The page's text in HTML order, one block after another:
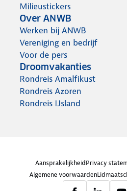
Milieustickers
Over ANWB
Werken bij ANWB
Vereniging en bedrijf
Voor de pers
Droomvakanties
Rondreis Amalfikust
Rondreis Azoren
Rondreis IJsland
AansprakelijkheidPrivacy
Algemene voorwaarden